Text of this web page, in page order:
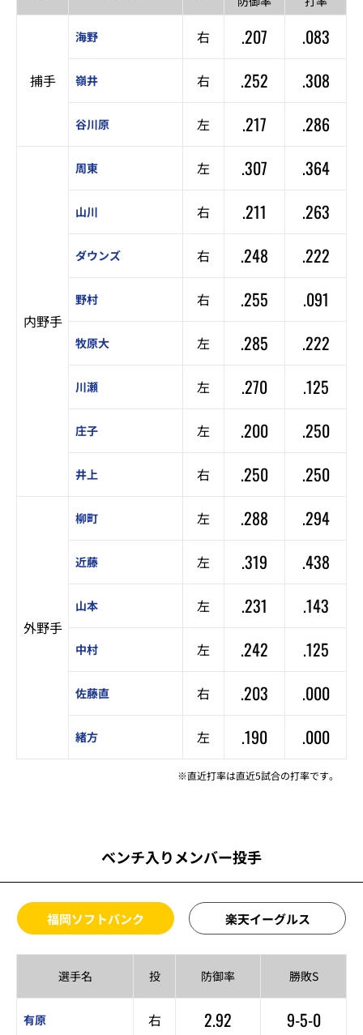
捕手
海野 右 .207 .083
嶺井 右 .252 .308
谷川原 左 .217 .286
内野手
周東 左 .307 .364
山川 右 .211 .263
ダウンズ 右 .248 .222
野村 右 .255 .091
牧原大 左 .285 .222
川瀬 左 .270 .125
庄子 左 .200 .250
井上 右 .250 .250
外野手
柳町 左 .288 .294
近藤 左 .319 .438
山本 左 .231 .143
中村 左 .242 .125
佐藤直 右 .203 .000
緒方 左 .190 .000
※直近打率は直近5試合の打率です。
ベンチ入りメンバー投手
福岡ソフトバンク 楽天イーグルス
選手名 投 防御率 勝敗S
有原 右 2.92 9-5-0